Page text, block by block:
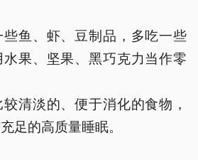
鱼、虾、豆制品，多吃一些
果、坚果、黑巧克力当作零
清淡的、便于消化的食物，
足的高质量睡眠。